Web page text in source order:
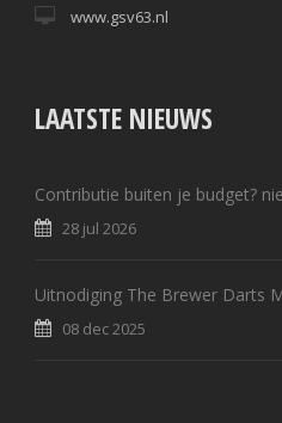
www.gsv63.nl
LAATSTE NIEUWS
Contributie buiten je budget?
28 jul 2026
Uitnodiging The Brewer Darts
08 dec 2025